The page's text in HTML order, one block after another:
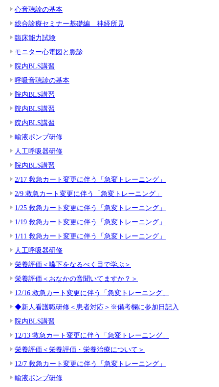
心音聴診の基本
総合診療セミナー基礎編 神経所見
臨床能力試験
モニター心電図と脈診
院内BLS講習
呼吸音聴診の基本
院内BLS講習
院内BLS講習
院内BLS講習
輸液ポンプ研修
人工呼吸器研修
院内BLS講習
2/17 救急カート変更に伴う「急変トレーニング」
2/9 救急カート変更に伴う「急変トレーニング」
1/25 救急カート変更に伴う「急変トレーニング」
1/19 救急カート変更に伴う「急変トレーニング」
1/11 救急カート変更に伴う「急変トレーニング」
人工呼吸器研修
栄養評価＜嚥下をなるべく目で学ぶ＞
栄養評価＜おなかの音聞いてますか？＞
12/16 救急カート変更に伴う「急変トレーニング」
◆新人看護職研修＜患者対応＞※備考欄に参加日記入
院内BLS講習
12/13 救急カート変更に伴う「急変トレーニング」
栄養評価＜栄養評価・栄養治療について＞
12/7 救急カート変更に伴う「急変トレーニング」
輸液ポンプ研修